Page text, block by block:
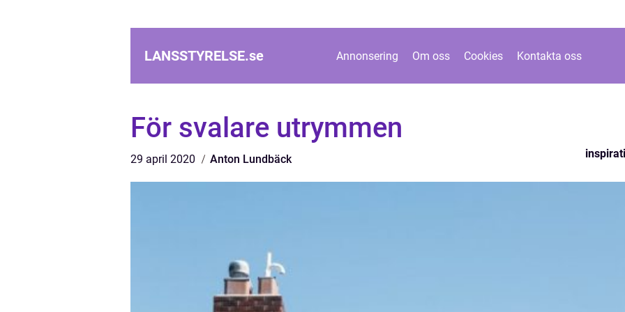
LANSSTYRELSE.se Annonsering Om oss Cookies Kontakta oss
För svalare utrymmen
29 april 2020 Anton Lundbäck